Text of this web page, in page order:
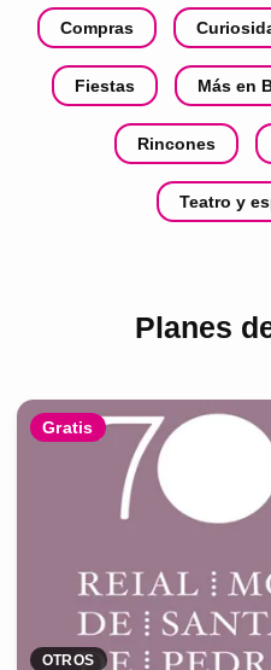
Compras
Fiestas Más en
Rincones
Teatro y
Planes
Gratis
OTROS